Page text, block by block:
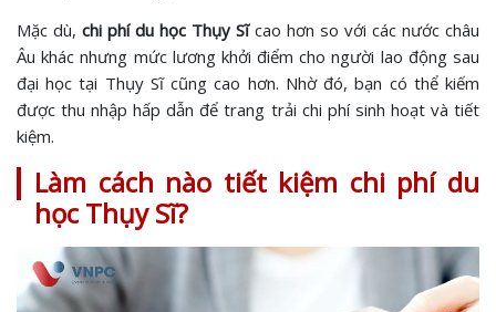
Mặc dù, chi phí du học Thụy Sĩcao hơn so với các nước châu
Âu khác nhưng mức lương khởi điểm cho người lao động sau
đại học tại Thụy Sĩ cũng cao hơn. Nhờ đó, bạn có thể kiếm
được thu nhập hấp dẫn để trang trải chi phí sinh hoạt và tiết
kiệm.
Làm cách nào tiết kiệm chi phí du
học Thụy Sĩ?